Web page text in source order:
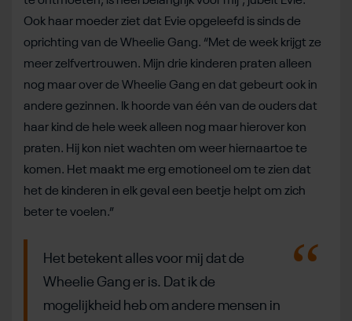
Ook haar moeder ziet dat Evie opgeleefd is sinds de
oprichting van de Wheelie Gang. “Met de week krijgt ze
meer zelfvertrouwen. Mijn drie kinderen praten alleen
nog maar over de Wheelie Gang en dat gebeurt ook in
andere gezinnen. Ik hoorde van één van de ouders dat
haar kind de hele week alleen nog maar hierover kon
praten. Hij kon niet wachten om weer hiernaartoe te
komen. Het maakt me erg emotioneel om te zien dat
het de kinderen in elk geval een beetje helpt om zich
beter te voelen.”
Het betekent alles voor mij dat de
Wheelie Gang er is. Dat ik de
mogelijkheid heb om andere mensen in